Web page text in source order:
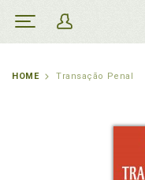
HOME Transação Penal